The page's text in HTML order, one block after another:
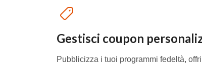
Gestisci coupon
Pubblicizza i tuoi programmi fedeltà, offri